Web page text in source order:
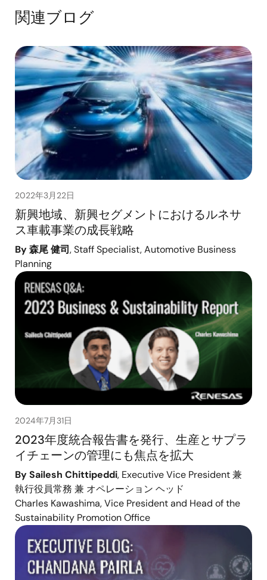
関連ブログ
2022年3月22日
新興地域、新興セグメントにおけるルネサ
ス車載事業の成長戦略
By 森尾 健司, Staff Specialist, Automotive Business
Planning
2024年7月31日
2023年度統合報告書を発行、生産とサプラ
イチェーンの管理にも焦点を拡大
By Sailesh Chittipeddi, Executive Vice President 兼
執行役員常務 兼 オペレーション ヘッド
Charles Kawashima, Vice President and Head of the
Sustainability Promotion Office